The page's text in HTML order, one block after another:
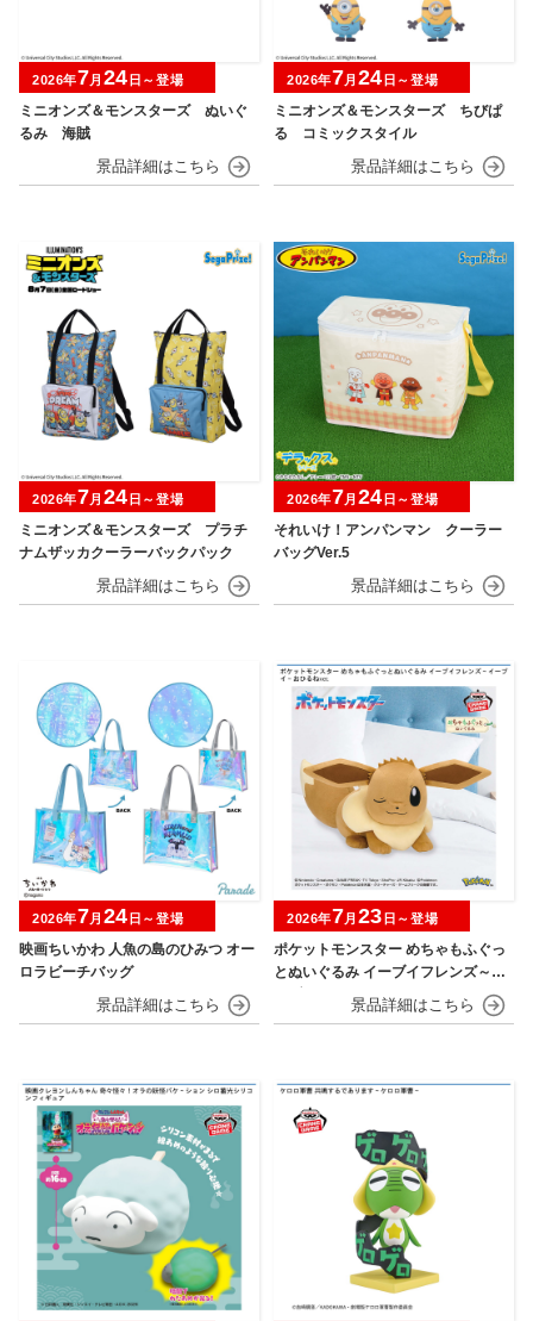
ミニオンズ＆モンスターズ ぬいぐ
るみ 海賊
2026年7月 24 日～登場
ミニオンズ＆モンスターズ ちびぱ
る コミックスタイル
2026年7月 24 日～登場
ミニオンズ＆モンスターズ プラチ
ナムザッカクーラーバックパック
2026年7月 24 日～登場
それいけ！アンパンマン クーラー
バッグVer.5
2026年7月 24 日～登場
映画ちいかわ 人魚の島のひみつ オー
ロラビーチバッグ
2026年7月 24 日～登場
ポケットモンスター めちゃもふぐっ
とぬいぐるみ イーブイフレンズ～イ
ーブイ～おひるねver.
2026年7月 23 日～登場